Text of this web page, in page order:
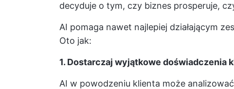
decyduje o tym, czy biznes prosperuje,
AI pomaga nawet najlepiej działającym
Oto jak:
1. Dostarczaj wyjątkowe doświadczenia
AI w powodzeniu klienta może